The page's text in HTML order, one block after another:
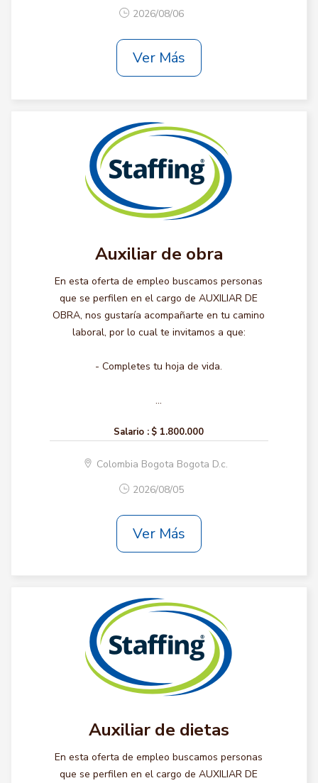
2026/08/06
Ver Más
Auxiliar de obra
En esta oferta de empleo buscamos personas
que se perfilen en el cargo de AUXILIAR DE
OBRA, nos gustaría acompañarte en tu camino
laboral, por lo cual te invitamos a que:
- Completes tu hoja de vida.
...
Salario : $ 1.800.000
Colombia Bogota Bogota D.c.
2026/08/05
Ver Más
Auxiliar de dietas
En esta oferta de empleo buscamos personas
que se perfilen en el cargo de AUXILIAR DE